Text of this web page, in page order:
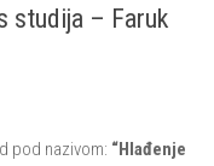
studija – Faruk
pod nazivom: “Hlađenje